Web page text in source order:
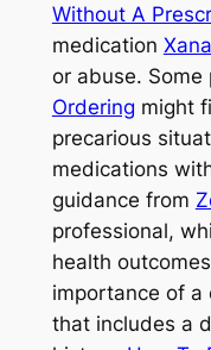
Without A
medication
or abuse. Some
Ordering might
precarious
medications
guidance from
professional,
health
importance of a
that includes a